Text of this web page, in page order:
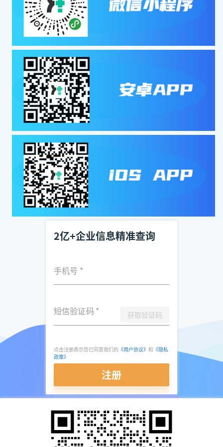
2亿+企业信息精准查询
手机号 *
短信验证码 * 获取验证码
点击注册表示您已同意我们的 《用户协议》 和 《隐私
政策》
注册